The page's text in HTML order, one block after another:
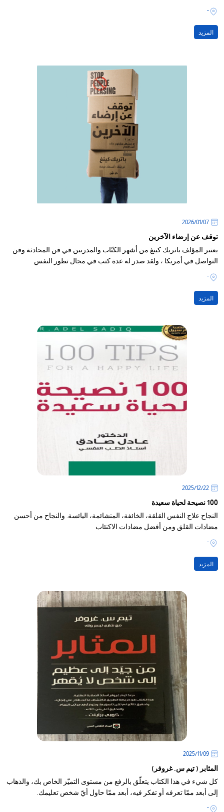
-
المزيد
07‏/01‏/2026
توقف عن إرضاء الآخرين
يعتبر المؤلف باتريك كينغ من أشهر الكتّاب والمدربين في فن المحادثة وفن
التواصل في أمريكا ، ولقد صدر له عدة كتب في مجال تطور النفس
-
المزيد
22‏/12‏/2025
100 نصيحة لحياة سعيدة
النجاح علاج النفس القلقة، الخائفة، المتشائمة، اليائسة. والنجاح من أحسن
مضادات القلق ومن أفضل مضادات الاكتئاب
-
المزيد
09‏/11‏/2025
المثابر ( تيم س. غروفر)
كل شيء في هذا الكتاب يتعلّق بالرفع من مستوى التميّز الخاص بك، والذهاب
إلى أبعد ممّا تعرفه أو تفكر فيه، أبعد ممّا حاول أيّ شخص تعليمك.
-